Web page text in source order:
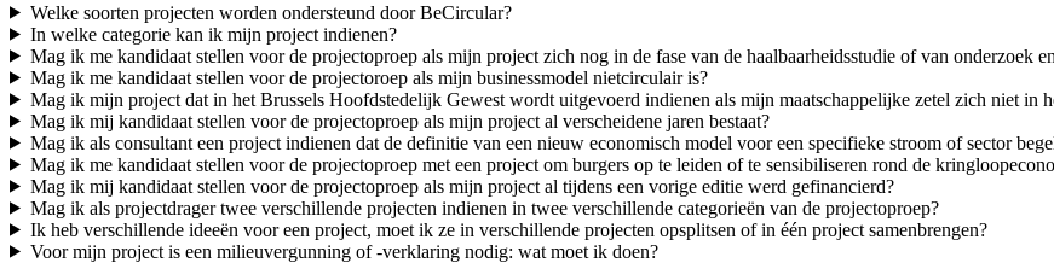
Welke soorten projecten worden ondersteund door BeCircular?
In welke categorie kan ik mijn project indienen?
Mag ik me kandidaat stellen voor de projectoproep als mijn project zich nog in de fase van de haalbaarheidsstudie of van onderzoek
Mag ik me kandidaat stellen voor de projectoroep als mijn businessmodel nietcirculair is?
Mag ik mijn project dat in het Brussels Hoofdstedelijk Gewest wordt uitgevoerd indienen als mijn maatschappelijke zetel zich niet in
Mag ik mij kandidaat stellen voor de projectoproep als mijn project al verscheidene jaren bestaat?
Mag ik als consultant een project indienen dat de definitie van een nieuw economisch model voor een specifieke stroom of sector
Mag ik me kandidaat stellen voor de projectoproep met een project om burgers op te leiden of te sensibiliseren rond de
Mag ik mij kandidaat stellen voor de projectoproep als mijn project al tijdens een vorige editie werd gefinancierd?
Mag ik als projectdrager twee verschillende projecten indienen in twee verschillende categorieën van de projectoproep?
Ik heb verschillende ideeën voor een project, moet ik ze in verschillende projecten opsplitsen of in één project samenbrengen?
Voor mijn project is een milieuvergunning of -verklaring nodig: wat moet ik doen?